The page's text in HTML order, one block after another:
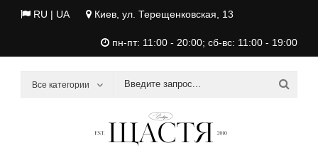
RU | UA Киев, ул. Терещенковская, 13
пн-пт: 11:00 - 20:00; сб-вс: 11:00 - 19:00
Все категории